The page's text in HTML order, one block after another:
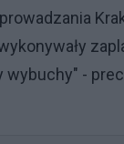
wybuchy" -